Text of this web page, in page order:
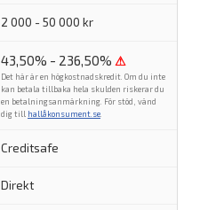
2 000 - 50 000 kr
43,50% - 236,50% ⚠
Det här är en högkostnadskredit. Om du inte
kan betala tillbaka hela skulden riskerar du
en betalningsanmärkning. För stöd, vänd
dig till hallåkonsument.se
Creditsafe
Direkt